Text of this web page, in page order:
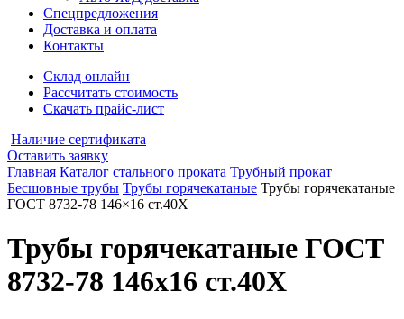
Спецпредложения
Доставка и оплата
Контакты
Склад онлайн
Рассчитать стоимость
Скачать прайс-лист
Наличие сертификата
Оставить заявку
Главная Каталог стального проката Трубный прокат
Бесшовные трубы Трубы горячекатаные Трубы горячекатаные
ГОСТ 8732-78 146×16 ст.40Х
Трубы горячекатаные ГОСТ
8732-78 146x16 ст.40Х